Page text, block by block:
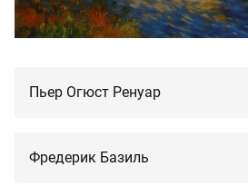
Пьер Огюст Ренуар
Фредерик Базиль